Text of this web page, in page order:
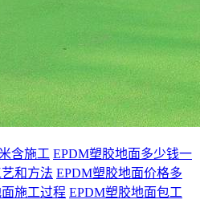
含施工 EPDM塑胶地面多少钱一
和方法 EPDM塑胶地面价格多
施工过程 EPDM塑胶地面包工